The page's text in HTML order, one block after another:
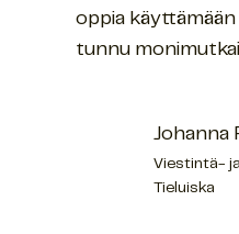
oppia käyttämään
tunnu
Johanna
Viestintä-
Tieluiska